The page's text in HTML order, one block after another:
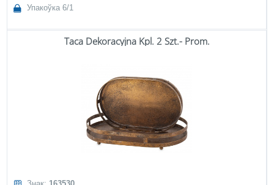
Упакоўка 6/1
Taca Dekoracyjna Kpl. 2 Szt.- Prom.